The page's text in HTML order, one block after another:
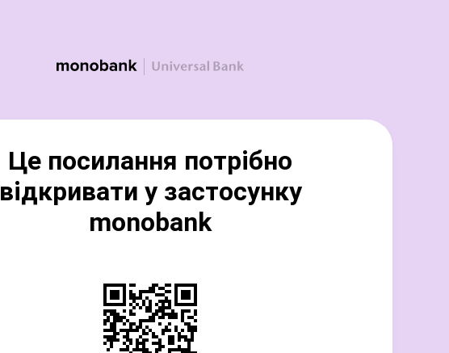
Це посилання потрібно
відкривати у застосунку
monobank